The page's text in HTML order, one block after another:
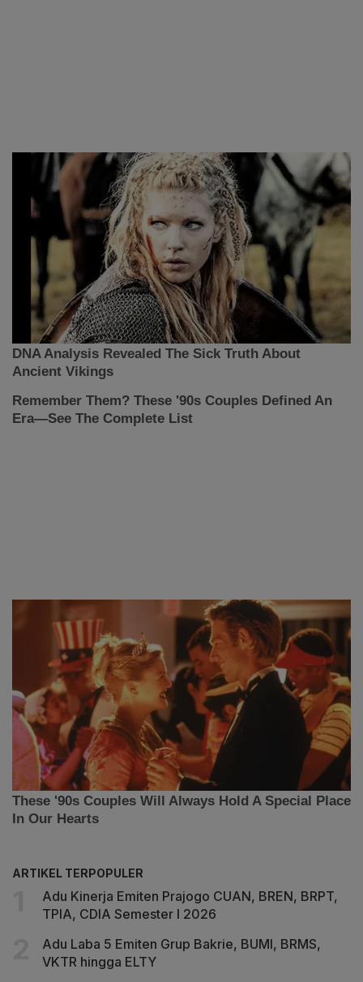
ARTIKEL TERPOPULER
Adu Kinerja Emiten Prajogo CUAN, BREN, BRPT,
TPIA, CDIA Semester I 2026
Adu Laba 5 Emiten Grup Bakrie, BUMI, BRMS,
VKTR hingga ELTY